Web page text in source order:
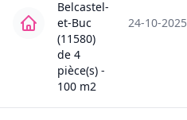
Belcastel-
et-Buc
(11580)
de 4
pièce(s) -
100 m2
24-10-2025